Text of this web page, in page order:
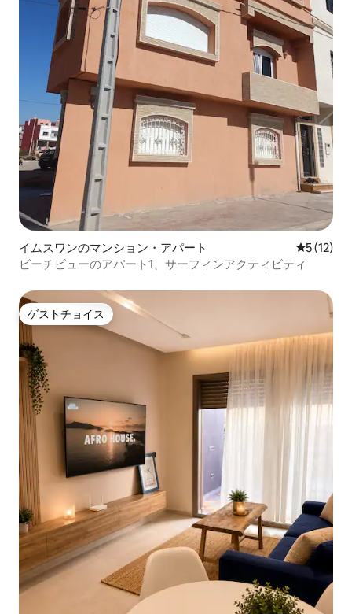
イムスワンのマンション・アパート レビュー
5 (12)
ビーチビューのアパート1、サーフィンアクティビティ
ゲストチョイス
ゲストチョイス